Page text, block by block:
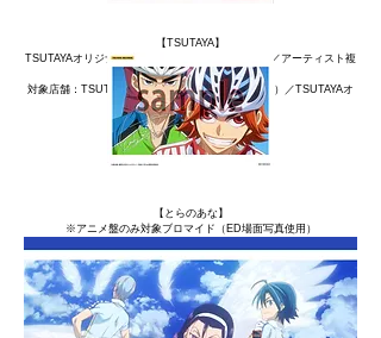
【TSUTAYA】
TSUTAYAオリジナルブロマイド（ED場面写真使用／アーティスト複
製サイン入）
対象店舗：TSUTAYA RECORDS（※一部店舗除く）／TSUTAYAオ
ンライン（予約のみ）
【とらのあな】
※アニメ盤のみ対象ブロマイド（ED場面写真使用）